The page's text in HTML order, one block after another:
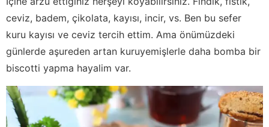
ceviz, badem, çikolata, kayısı, incir, vs. Ben bu sefer
kuru kayısı ve ceviz tercih ettim. Ama önümüzdeki
günlerde aşureden artan kuruyemişlerle daha bomba bir
biscotti yapma hayalim var.